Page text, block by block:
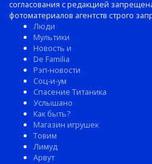
согласования с редакцией
фотоматериалов агентств строго
Люди
Мультики
Новость и
De Familia
Рэп-новости
Соц-и-ум
Спасение Титаника
Услышано
Как быть?
Магазин игрушек
Товим
Лимуд
Арвут